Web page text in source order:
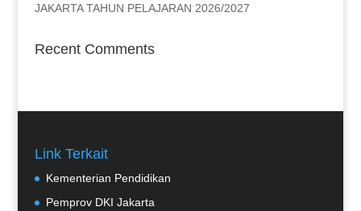
TAHUN PELAJARAN 2026/2027
Recent Comments
Link Terkait
Kementerian Pendidikan
Pemprov DKI Jakarta